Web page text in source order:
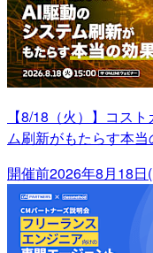
【8/18（火）】コス
ム刷新がもたらす本
開催前2026年8月18日